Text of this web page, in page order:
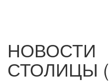
НОВОСТИ
СТОЛИЦЫ